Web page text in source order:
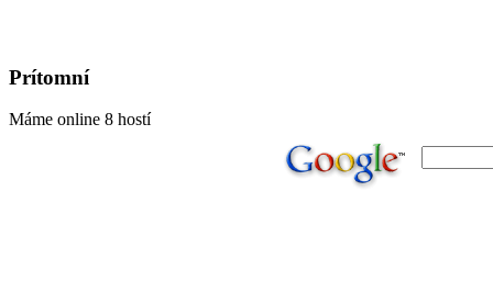
Prítomní
Máme online 8 hostí